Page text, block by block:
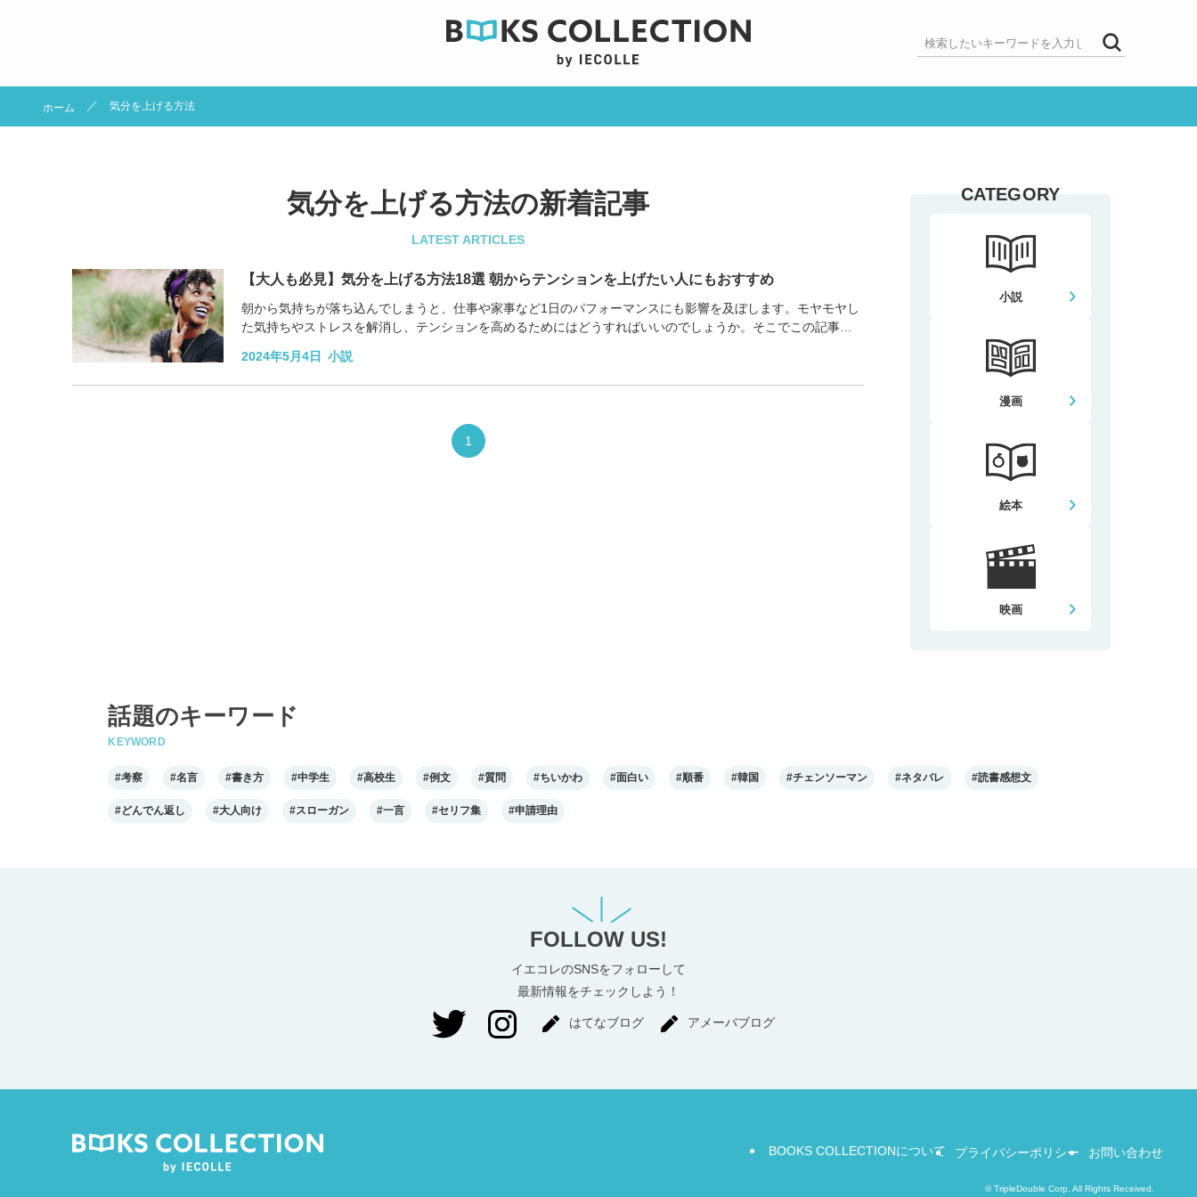
ホーム 気分を上げる方法
気分を上げる方法の新着記事
LATEST ARTICLES
【大人も必見】気分を上げる方法18選 朝からテンションを上げたい人にもおすすめ
朝から気持ちが落ち込んでしまうと、仕事や家事など1日のパフォーマンスにも影響を及ぼします。モヤモヤし
た気持ちやストレスを解消し、テンションを高めるためにはどうすればいいのでしょうか。そこでこの記事で
2024年5月4日 小説
1
CATEGORY
小説
漫画
絵本
映画
話題のキーワード
KEYWORD
#考察 #名言 #書き方 #中学生 #高校生 #例文 #質問 #ちいかわ #面白い #順番 #韓国 #チェンソーマン #ネタバレ #読書感想文
#どんでん返し #大人向け #スローガン #一言 #セリフ集 #申請理由
FOLLOW US!
イエコレのSNSをフォローして
最新情報をチェックしよう！
はてなブログ アメーバブログ
BOOKS COLLECTIONについて プライバシーポリシー お問い合わせ
©TripleDouble Corp. All Rights Received.